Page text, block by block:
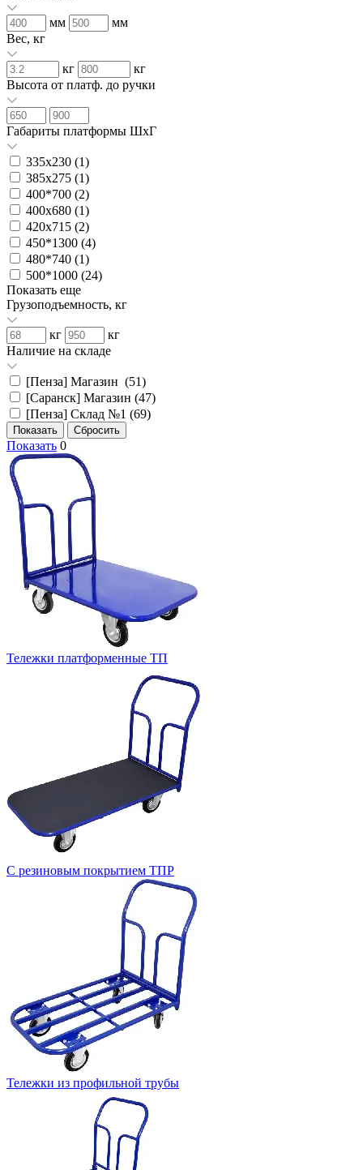
мм
мм
Вес, кг
кг
кг
Высота от платф. до ручки
Габариты платформы ШxГ
335х230 (1)
385х275 (1)
400*700 (2)
400х680 (1)
420х715 (2)
450*1300 (4)
480*740 (1)
500*1000 (24)
Показать еще
Грузоподъемность, кг
кг
кг
Наличие на складе
[Пенза] Магазин (51)
[Саранск] Магазин (47)
[Пенза] Склад №1 (69)
Показать 0
Тележки платформенные ТП
С резиновым покрытием ТПР
Тележки из профильной трубы